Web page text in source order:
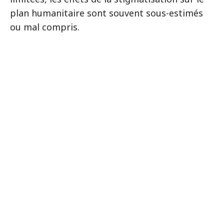
plan humanitaire sont souvent sous-estimés
ou mal compris.